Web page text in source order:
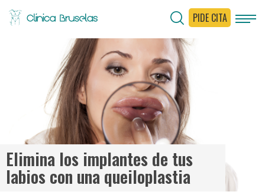
PIDE CITA
Elimina los implantes de tus
labios con una queiloplastia